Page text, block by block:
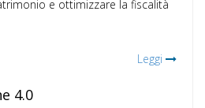
e ottimizzare la fiscalità
Leggi
4.0